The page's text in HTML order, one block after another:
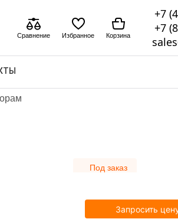
Сравнение Избранное Корзина
+7
+7
Под заказ
Запросить